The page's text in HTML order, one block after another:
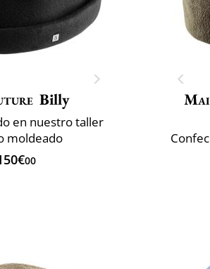
Billy
en nuestro taller
moldeado
00